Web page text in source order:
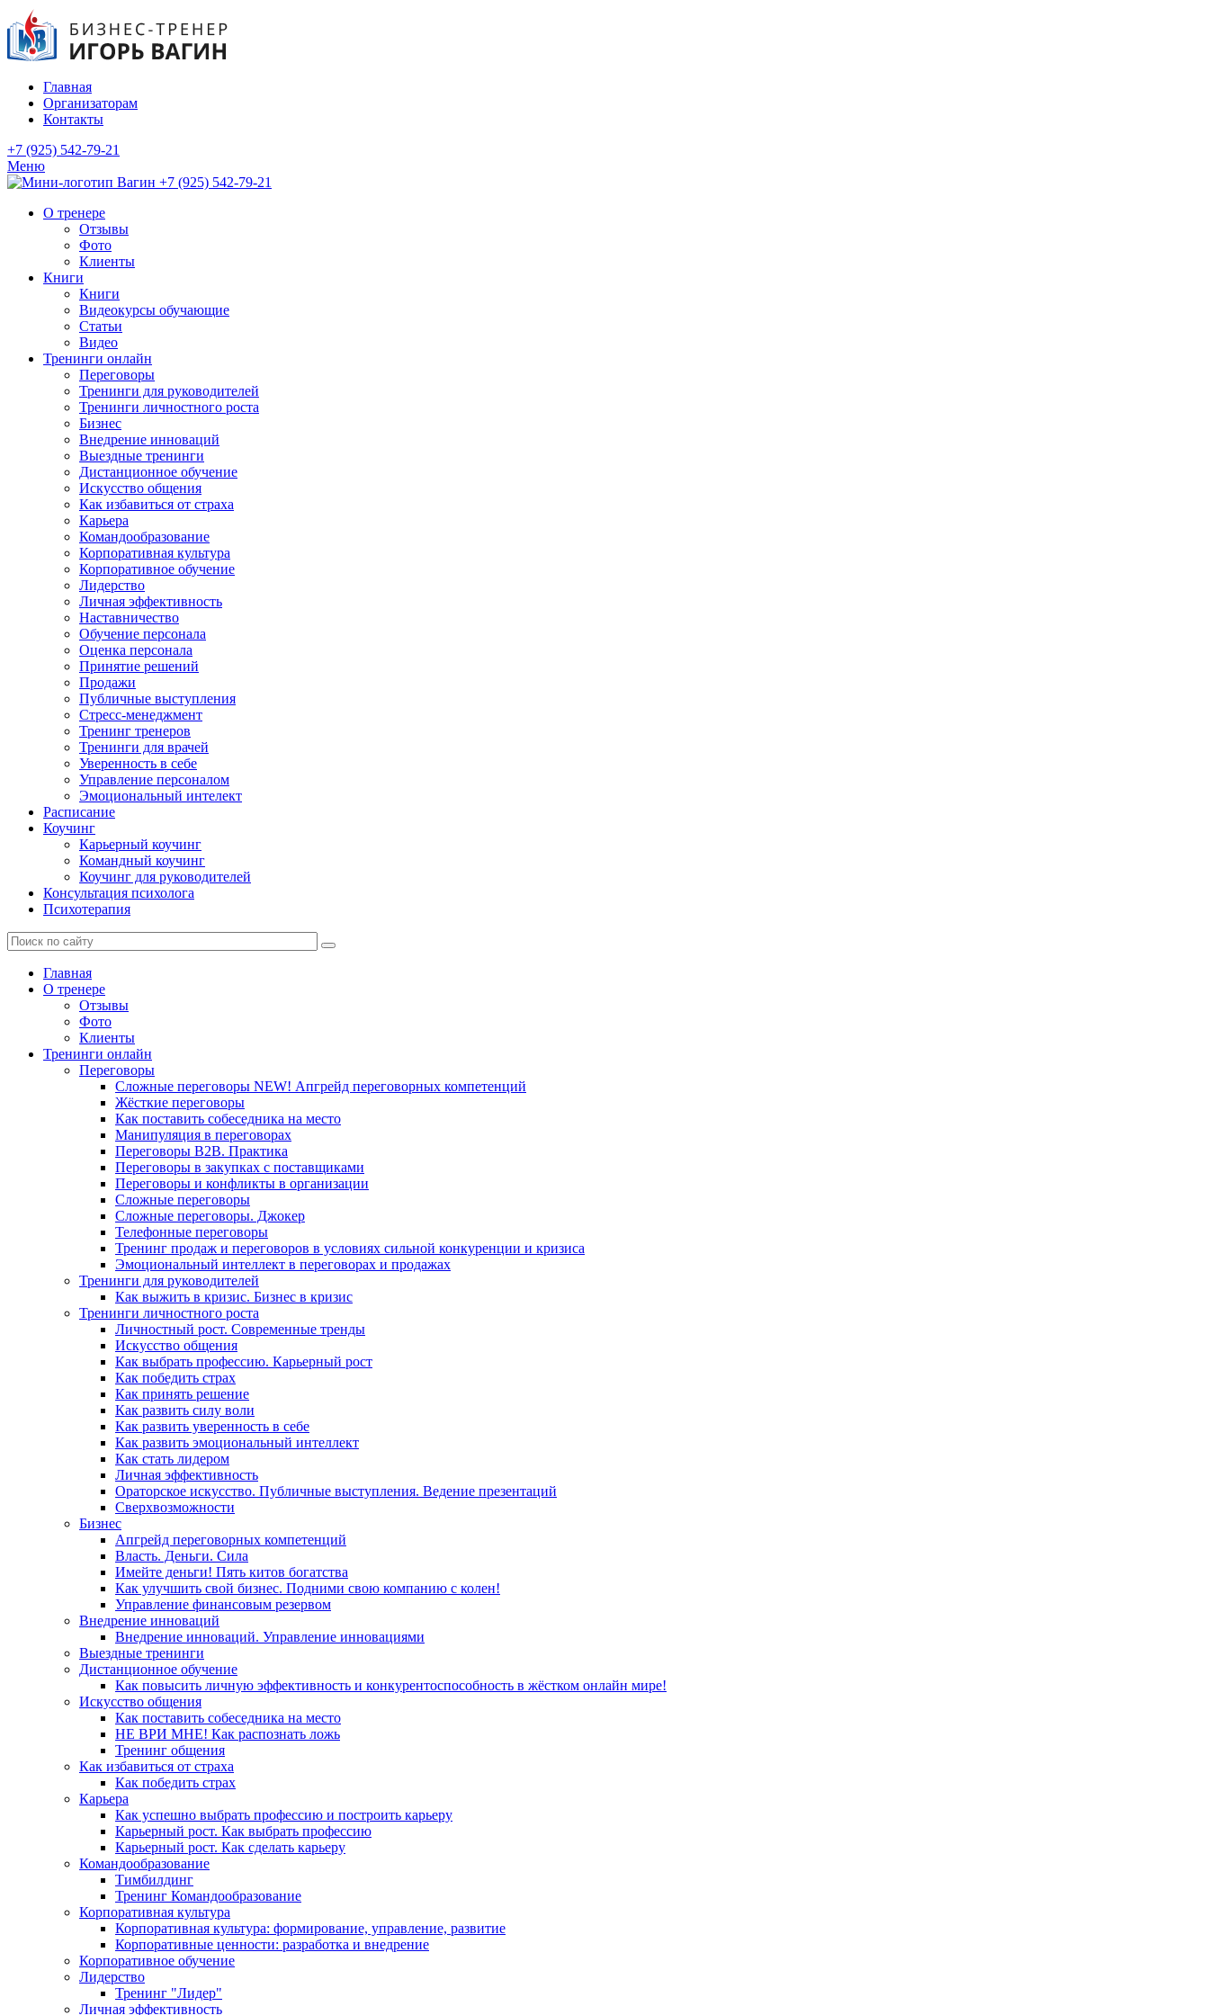
Главная
Организаторам
Контакты
+7 (925) 542-79-21
Меню
+7 (925) 542-79-21
О тренере
Отзывы
Фото
Клиенты
Книги
Книги
Видеокурсы обучающие
Статьи
Видео
Тренинги онлайн
Переговоры
Тренинги для руководителей
Тренинги личностного роста
Бизнес
Внедрение инноваций
Выездные тренинги
Дистанционное обучение
Искусство общения
Как избавиться от страха
Карьера
Командообразование
Корпоративная культура
Корпоративное обучение
Лидерство
Личная эффективность
Наставничество
Обучение персонала
Оценка персонала
Принятие решений
Продажи
Публичные выступления
Стресс-менеджмент
Тренинг тренеров
Тренинги для врачей
Уверенность в себе
Управление персоналом
Эмоциональный интелект
Расписание
Коучинг
Карьерный коучинг
Командный коучинг
Коучинг для руководителей
Консультация психолога
Психотерапия
Главная
О тренере
Отзывы
Фото
Клиенты
Тренинги онлайн
Переговоры
Сложные переговоры NEW! Апгрейд переговорных компетенций
Жёсткие переговоры
Как поставить собеседника на место
Манипуляция в переговорах
Переговоры B2B. Практика
Переговоры в закупках с поставщиками
Переговоры и конфликты в организации
Сложные переговоры
Сложные переговоры. Джокер
Телефонные переговоры
Тренинг продаж и переговоров в условиях сильной конкуренции и кризиса
Эмоциональный интеллект в переговорах и продажах
Тренинги для руководителей
Как выжить в кризис. Бизнес в кризис
Тренинги личностного роста
Личностный рост. Современные тренды
Искусство общения
Как выбрать профессию. Карьерный рост
Как победить страх
Как принять решение
Как развить силу воли
Как развить уверенность в себе
Как развить эмоциональный интеллект
Как стать лидером
Личная эффективность
Ораторское искусство. Публичные выступления. Ведение презентаций
Сверхвозможности
Бизнес
Апгрейд переговорных компетенций
Власть. Деньги. Сила
Имейте деньги! Пять китов богатства
Как улучшить свой бизнес. Подними свою компанию с колен!
Управление финансовым резервом
Внедрение инноваций
Внедрение инноваций. Управление инновациями
Выездные тренинги
Дистанционное обучение
Как повысить личную эффективность и конкурентоспособность в жёстком онлайн мире!
Искусство общения
Как поставить собеседника на место
НЕ ВРИ МНЕ! Как распознать ложь
Тренинг общения
Как избавиться от страха
Как победить страх
Карьера
Как успешно выбрать профессию и построить карьеру
Карьерный рост. Как выбрать профессию
Карьерный рост. Как сделать карьеру
Командообразование
Тимбилдинг
Тренинг Командообразование
Корпоративная культура
Корпоративная культура: формирование, управление, развитие
Корпоративные ценности: разработка и внедрение
Корпоративное обучение
Лидерство
Тренинг "Лидер"
Личная эффективность